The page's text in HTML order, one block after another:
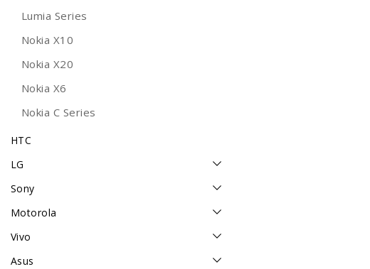
Lumia Series
Nokia X10
Nokia X20
Nokia X6
Nokia C Series
HTC
LG
Sony
Motorola
Vivo
Asus